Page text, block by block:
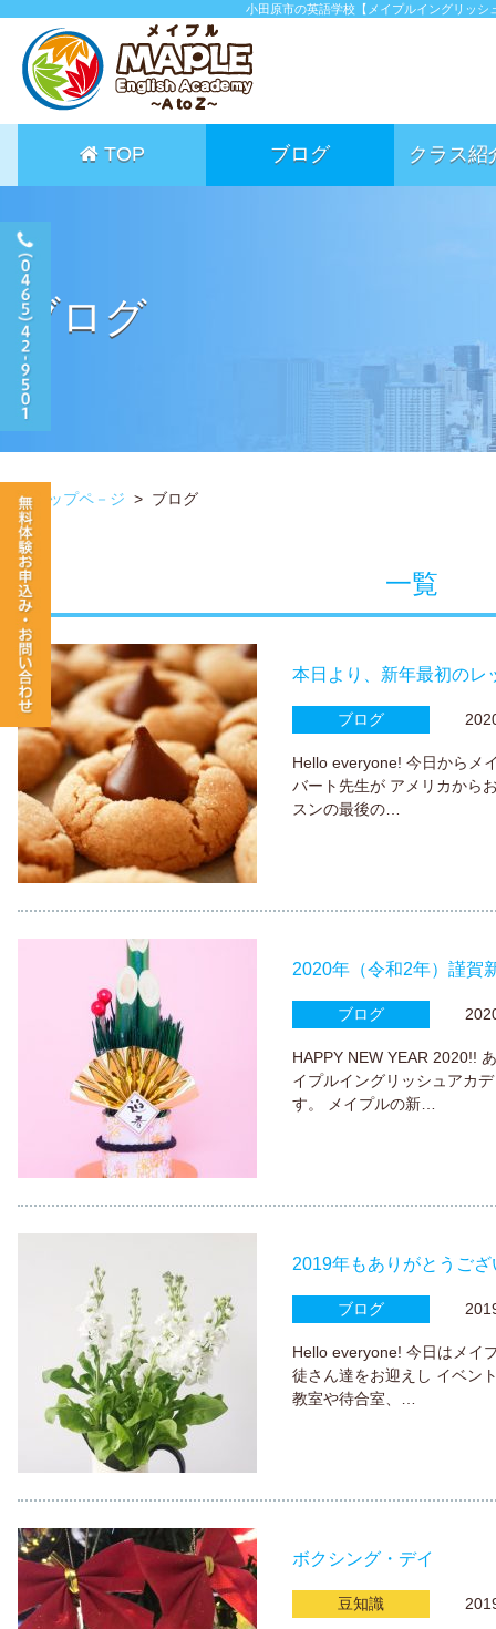
小田原市の英語学校【メイプルイングリッ
TOP ブログ クラス紹
ブログ
トップペ－ジ > ブログ
一覧
本日より、新年最初のレ
ブログ
Hello everyone! 今日からメ
バート先生が アメリカから
スンの最後の…
2020年（令和2年）謹賀
ブログ
HAPPY NEW YEAR 2020!!
イプルイングリッシュアカ
す。 メイプルの新…
2019年もありがとうご
ブログ
Hello everyone! 今日はメイ
徒さん達をお迎えし イベン
教室や待合室、…
ボクシング・デイ
豆知識